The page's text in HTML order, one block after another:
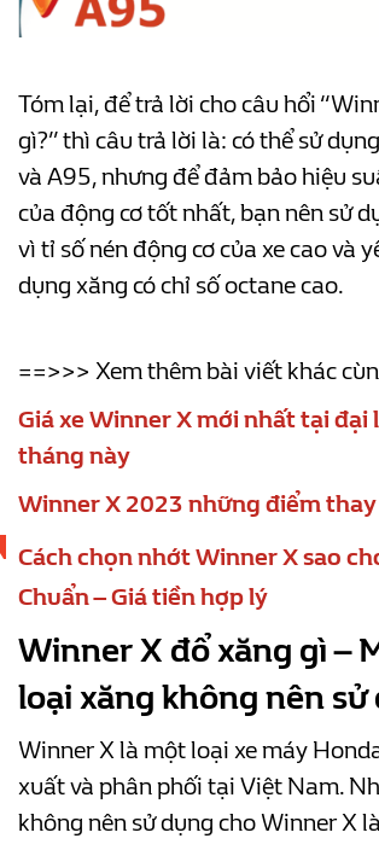
Tóm lại, để trả lời cho câu hổi
gì?” thì câu trả lời là: có thể sử
và A95, nhưng để đảm bảo hiệu
của động cơ tốt nhất, bạn nên sử
vì tỉ số nén động cơ của xe cao và
dụng xăng có chỉ số octane cao.
==>>> Xem thêm bài viết khác
Giá xe Winner X mới nhất tại đại
tháng này
Winner X 2023 những điểm thay
Cách chọn nhớt Winner X sao
Chuẩn – Giá tiền hợp lý
Winner X đổ xăng gì –
loại xăng không nên sử
Winner X là một loại xe máy
xuất và phân phối tại Việt Nam.
không nên sử dụng cho Winner X